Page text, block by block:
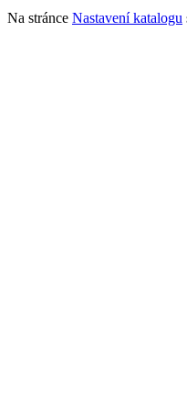
Na stránce Nastavení katalogu